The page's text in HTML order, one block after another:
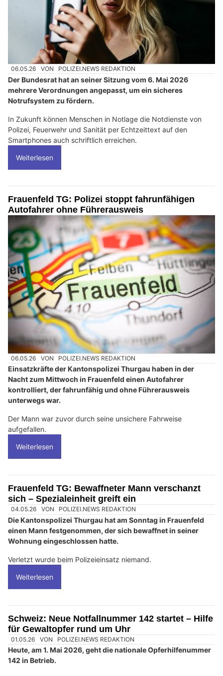
06.05.26 VON POLIZEI.NEWS REDAKTION
Der Bundesrat hat an seiner Sitzung vom 6. Mai 2026
mehrere Verordnungen angepasst, um ein sicheres
Notrufsystem zu fördern.
In Zukunft können Menschen in Notlage die Notdienste von
Polizei, Feuerwehr und Sanität per Echtzeittext auf den
Smartphones auch schriftlich erreichen.
Weiterlesen
Frauenfeld TG: Polizei stoppt fahrunfähigen
Autofahrer ohne Führerausweis
06.05.26 VON POLIZEI.NEWS REDAKTION
Einsatzkräfte der Kantonspolizei Thurgau haben in der
Nacht zum Mittwoch in Frauenfeld einen Autofahrer
kontrolliert, der fahrunfähig und ohne Führerausweis
unterwegs war.
Der Mann war zuvor durch seine unsichere Fahrweise
aufgefallen.
Weiterlesen
Frauenfeld TG: Bewaffneter Mann verschanzt
sich – Spezialeinheit greift ein
04.05.26 VON POLIZEI.NEWS REDAKTION
Die Kantonspolizei Thurgau hat am Sonntag in Frauenfeld
einen Mann festgenommen, der sich bewaffnet in seiner
Wohnung eingeschlossen hatte.
Verletzt wurde beim Polizeieinsatz niemand.
Weiterlesen
Schweiz: Neue Notfallnummer 142 startet – Hilfe
für Gewaltopfer rund um Uhr
01.05.26 VON POLIZEI.NEWS REDAKTION
Heute, am 1. Mai 2026, geht die nationale Opferhilfenummer
142 in Betrieb.